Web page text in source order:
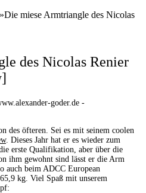
»Die miese Armtriangle des Nicolas
des Nicolas Renier
des öfteren. Sei es mit seinem coolen
. Dieses Jahr hat er es wieder zum
erste Qualifikation, aber über die
ihm gewohnt sind lässt er die Arm
auch beim ADCC European
kg. Viel Spaß mit unserem